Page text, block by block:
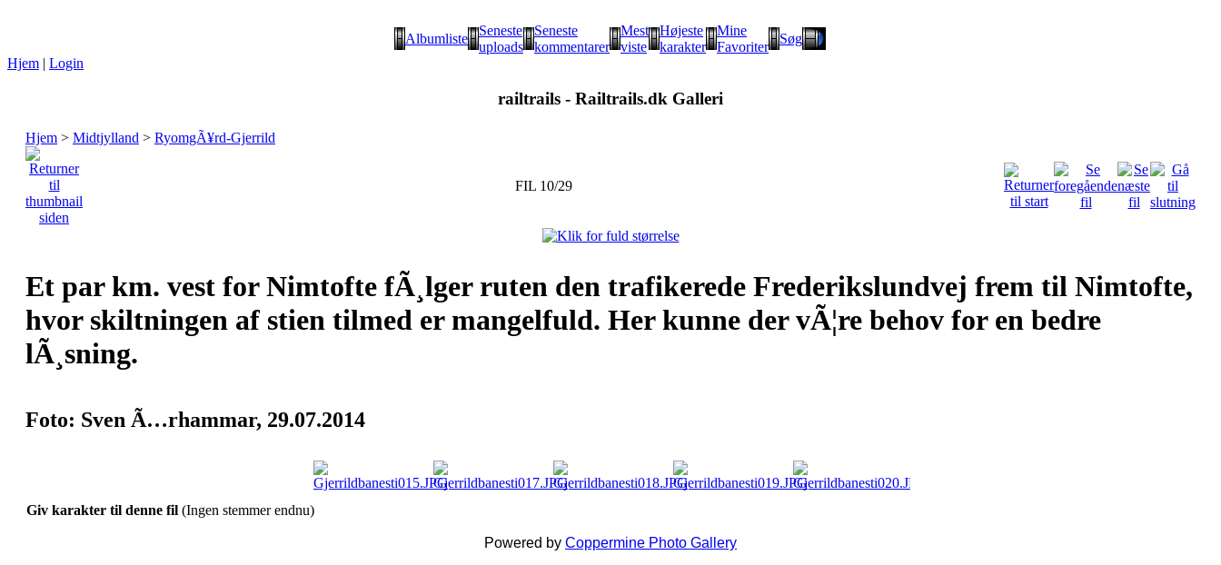
Albumliste
Seneste
uploads
Seneste
kommentarer
Mest
viste
Højeste
karakter
Mine
Favoriter
Søg
Hjem | Login
railtrails - Railtrails.dk Galleri
Hjem > Midtjylland > RyomgÃ¥rd-Gjerrild
FIL 10/29
Et par km. vest for Nimtofte fÃ¸lger ruten den trafikerede Frederikslundvej frem til Nimtofte,
hvor skiltningen af stien tilmed er mangelfuld. Her kunne der vÃ¦re behov for en bedre
lÃ¸sning.
Foto: Sven Ã…rhammar, 29.07.2014
Giv karakter til denne fil (Ingen stemmer endnu)
Powered by Coppermine Photo Gallery